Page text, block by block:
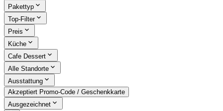
Pakettyp
Top-Filter
Preis
Küche
Cafe Dessert
Alle Standorte
Ausstattung
Akzeptiert Promo-Code / Geschenkkarte
Ausgezeichnet